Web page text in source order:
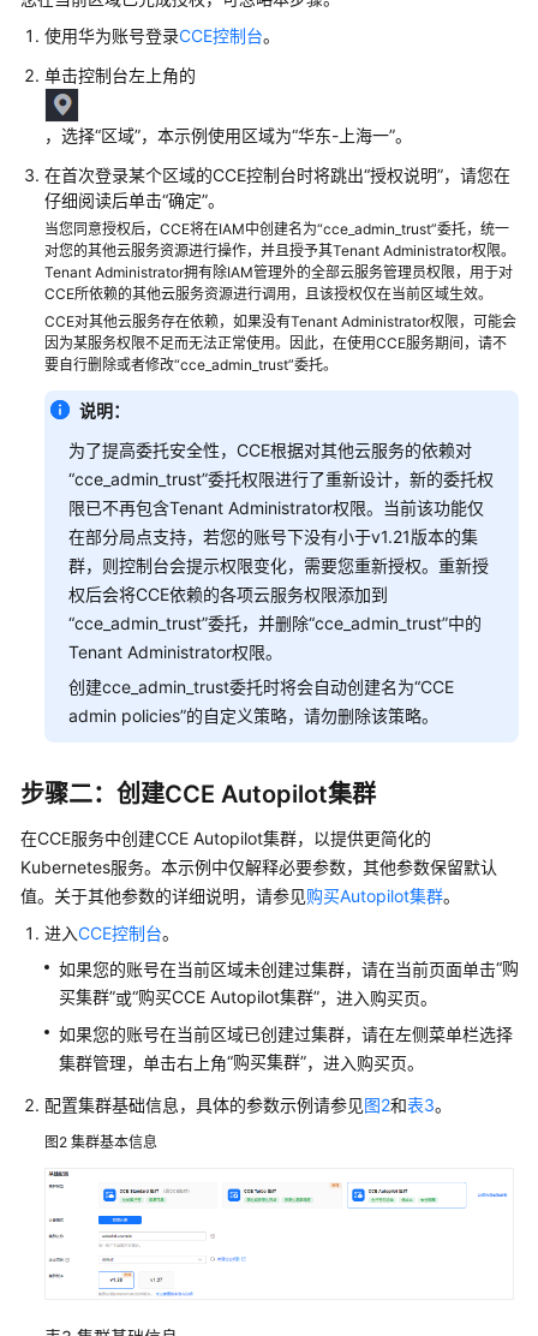
使用华为账号登录CCE控制台。
单击控制台左上角的
，选择“区域”，本示例使用区域为“华东-上海一”。
在首次登录某个区域的CCE控制台时将跳出“授权说明”，请您在
仔细阅读后单击“确定”。
当您同意授权后，CCE将在IAM中创建名为“cce_admin_trust”委托，统一
对您的其他云服务资源进行操作，并且授予其Tenant Administrator权限。
Tenant Administrator拥有除IAM管理外的全部云服务管理员权限，用于对
CCE所依赖的其他云服务资源进行调用，且该授权仅在当前区域生效。
CCE对其他云服务存在依赖，如果没有Tenant Administrator权限，可能会
因为某服务权限不足而无法正常使用。因此，在使用CCE服务期间，请不
要自行删除或者修改“cce_admin_trust”委托。
说明：
为了提高委托安全性，CCE根据对其他云服务的依赖对
“cce_admin_trust”委托权限进行了重新设计，新的委托权
限已不再包含Tenant Administrator权限。当前该功能仅
在部分局点支持，若您的账号下没有小于v1.21版本的集
群，则控制台会提示权限变化，需要您重新授权。重新授
权后会将CCE依赖的各项云服务权限添加到
“cce_admin_trust”委托，并删除“cce_admin_trust”中的
Tenant Administrator权限。
创建cce_admin_trust委托时将会自动创建名为“CCE
admin policies”的自定义策略，请勿删除该策略。
步骤二：创建CCE Autopilot集群
在CCE服务中创建CCE Autopilot集群，以提供更简化的
Kubernetes服务。本示例中仅解释必要参数，其他参数保留默认
值。关于其他参数的详细说明，请参见购买Autopilot集群。
进入CCE控制台。
如果您的账号在当前区域未创建过集群，请在当前页面单击“购
买集群”或“购买CCE Autopilot集群”，进入购买页。
如果您的账号在当前区域已创建过集群，请在左侧菜单栏选择
集群管理，单击右上角“购买集群”，进入购买页。
配置集群基础信息，具体的参数示例请参见图2和表3。
图2 集群基本信息